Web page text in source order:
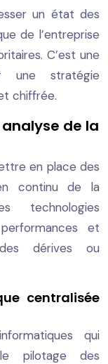
un état des
de l’entreprise
C’est une
une stratégie
chiffrée.
de la
en place des
continu de la
technologies
et
dérives ou
centralisée
qui
pilotage des